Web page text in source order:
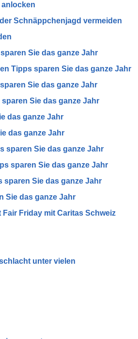
anlocken
Schnäppchenjagd vermeiden
Sie das ganze Jahr
Tipps sparen Sie das ganze Jahr
Sie das ganze Jahr
Sie das ganze Jahr
das ganze Jahr
das ganze Jahr
sparen Sie das ganze Jahr
sparen Sie das ganze Jahr
sparen Sie das ganze Jahr
Sie das ganze Jahr
Friday mit Caritas Schweiz
unter vielen